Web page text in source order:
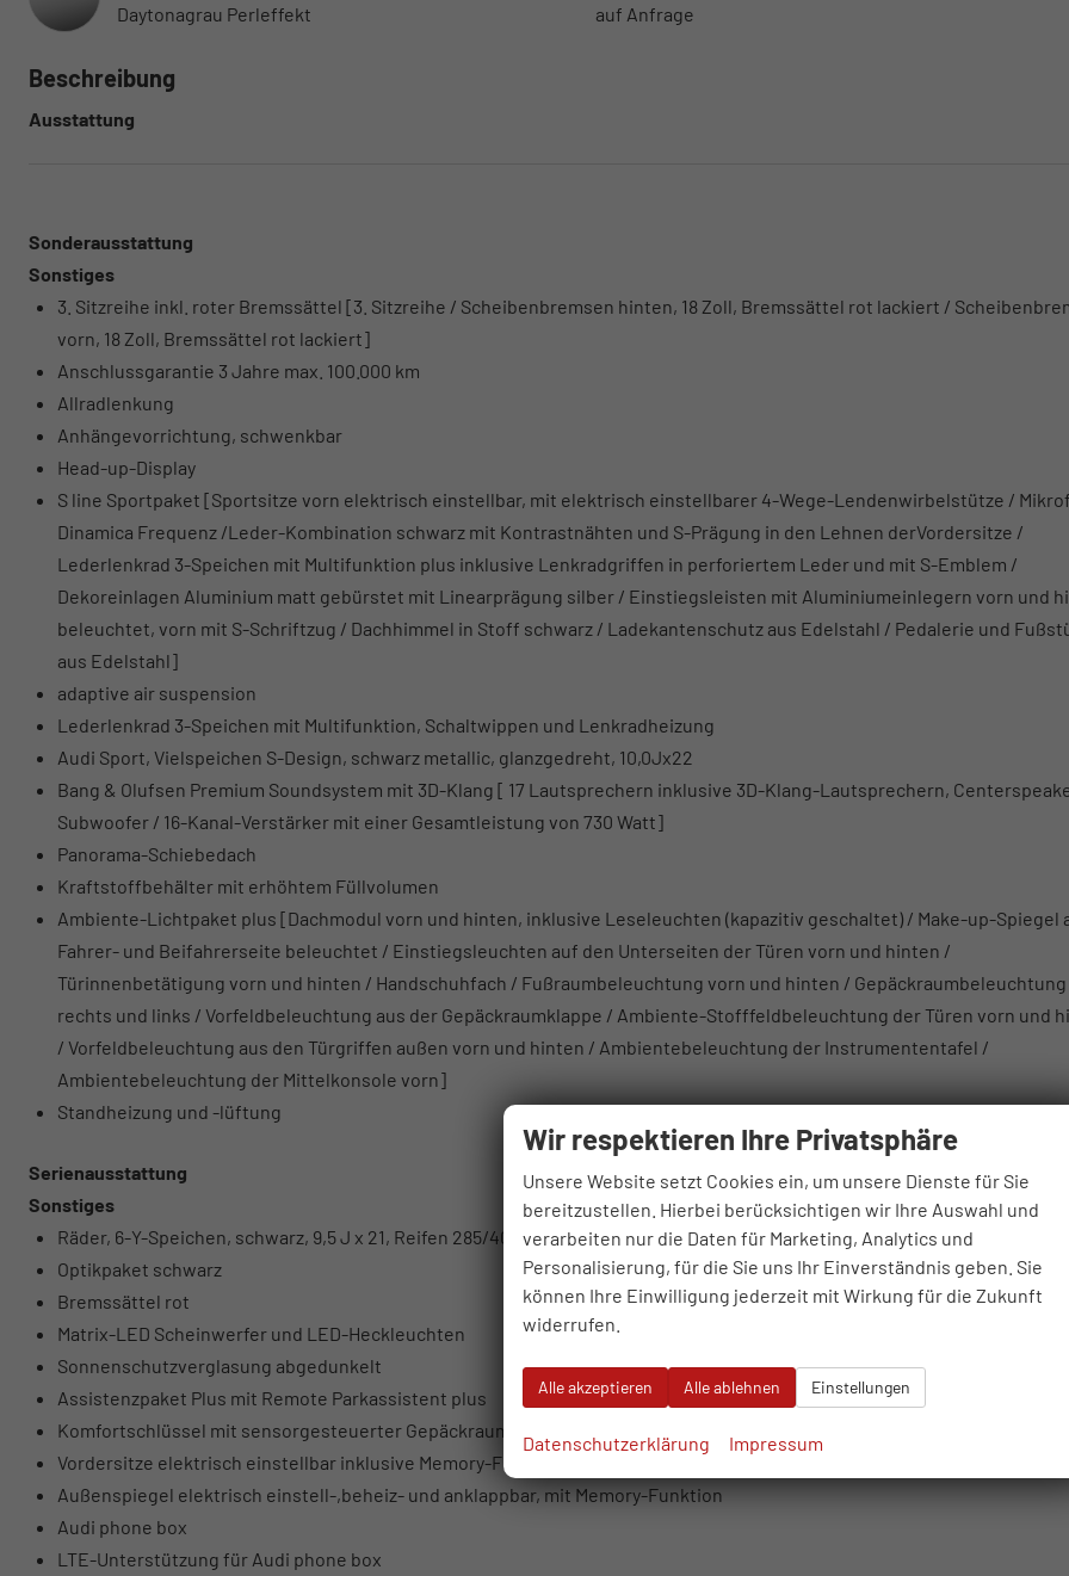
Daytonagrau Perleffekt
auf Anfrage
Beschreibung
Ausstattung
Sonderausstattung
Sonstiges
3. Sitzreihe inkl. roter Bremssättel [3. Sitzreihe / Scheibenbremsen hinten, 18 Zoll, Bremssättel rot lackiert /
vorn, 18 Zoll, Bremssättel rot lackiert]
Anschlussgarantie 3 Jahre max. 100.000 km
Allradlenkung
Anhängevorrichtung, schwenkbar
Head-up-Display
S line Sportpaket [Sportsitze vorn elektrisch einstellbar, mit elektrisch einstellbarer 4-Wege-Lendenwirbelstütze /
Dinamica Frequenz /Leder-Kombination schwarz mit Kontrastnähten und S-Prägung in den Lehnen derVordersitze /
Lederlenkrad 3-Speichen mit Multifunktion plus inklusive Lenkradgriffen in perforiertem Leder und mit S-Emblem /
Dekoreinlagen Aluminium matt gebürstet mit Linearprägung silber / Einstiegsleisten mit Aluminiumeinlegern vorn und
beleuchtet, vorn mit S-Schriftzug / Dachhimmel in Stoff schwarz / Ladekantenschutz aus Edelstahl / Pedalerie und
aus Edelstahl]
adaptive air suspension
Lederlenkrad 3-Speichen mit Multifunktion, Schaltwippen und Lenkradheizung
Audi Sport, Vielspeichen S-Design, schwarz metallic, glanzgedreht, 10,0Jx22
Bang & Olufsen Premium Soundsystem mit 3D-Klang [ 17 Lautsprechern inklusive 3D-Klang-Lautsprechern,
Subwoofer / 16-Kanal-Verstärker mit einer Gesamtleistung von 730 Watt]
Panorama-Schiebedach
Kraftstoffbehälter mit erhöhtem Füllvolumen
Ambiente-Lichtpaket plus [Dachmodul vorn und hinten, inklusive Leseleuchten (kapazitiv geschaltet) / Make-up-Spiegel
Fahrer- und Beifahrerseite beleuchtet / Einstiegsleuchten auf den Unterseiten der Türen vorn und hinten /
Türinnenbetätigung vorn und hinten / Handschuhfach / Fußraumbeleuchtung vorn und hinten / Gepäckraumbeleuchtung
rechts und links / Vorfeldbeleuchtung aus der Gepäckraumklappe / Ambiente-Stofffeldbeleuchtung der Türen vorn und
/ Vorfeldbeleuchtung aus den Türgriffen außen vorn und hinten / Ambientebeleuchtung der Instrumententafel /
Ambientebeleuchtung der Mittelkonsole vorn]
Standheizung und -lüftung
Serienausstattung
Sonstiges
Räder, 6-Y-Speichen, schwarz, 9,5 J x 21, Reifen 285/40 R21
Optikpaket schwarz
Bremssättel rot
Matrix-LED Scheinwerfer und LED-Heckleuchten
Sonnenschutzverglasung abgedunkelt
Assistenzpaket Plus mit Remote Parkassistent plus
Komfortschlüssel mit sensorgesteuerter Gepäckraumentriegelung und elektrischer Laderaumabdeckung
Vordersitze elektrisch einstellbar inklusive Memory-Funktion für den Fahrersitz
Außenspiegel elektrisch einstell-,beheiz- und anklappbar, mit Memory-Funktion
Audi phone box
LTE-Unterstützung für Audi phone box
Wir respektieren Ihre Privatsphäre
Unsere Website setzt Cookies ein, um unsere Dienste für Sie
bereitzustellen. Hierbei berücksichtigen wir Ihre Auswahl und
verarbeiten nur die Daten für Marketing, Analytics und
Personalisierung, für die Sie uns Ihr Einverständnis geben. Sie
können Ihre Einwilligung jederzeit mit Wirkung für die Zukunft
widerrufen.
Alle akzeptieren Alle ablehnen Einstellungen
Datenschutzerklärung Impressum